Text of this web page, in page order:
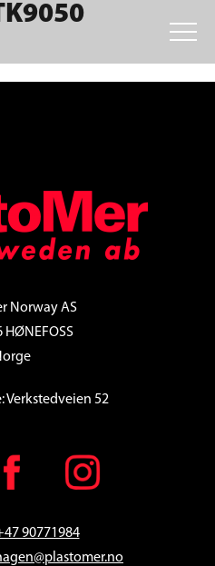
Norway AS
HØNEFOSS
Verkstedveien 52
90771984